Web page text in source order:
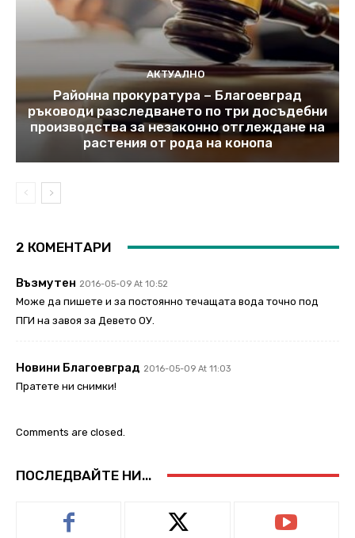
АКТУАЛНО
Районна прокуратура – Благоевград
ръководи разследването по три досъдебни
производства за незаконно отглеждане на
растения от рода на конопа
2 КОМЕНТАРИ
Възмутен 2016-05-09 At 10:52
Може да пишете и за постоянно течащата вода точно под
ПГИ на завоя за Девето ОУ.
Новини Благоевград 2016-05-09 At 11:03
Пратете ни снимки!
Comments are closed.
ПОСЛЕДВАЙТЕ НИ...